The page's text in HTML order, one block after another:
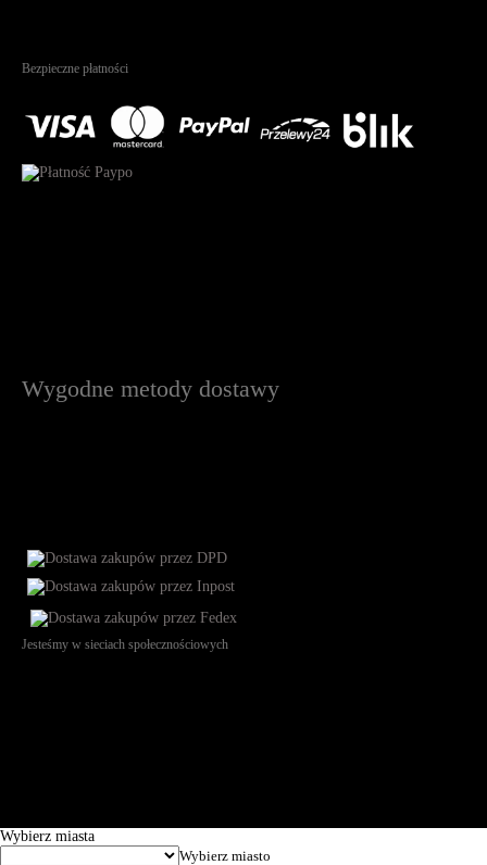
Bezpieczne płatności
Wygodne metody dostawy
Jesteśmy w sieciach społecznościowych
Wybierz miasta